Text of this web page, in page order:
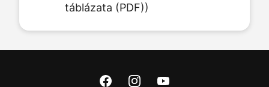
táblázata (PDF))